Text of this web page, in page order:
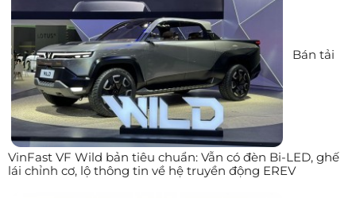
Bán tải
VinFast VF Wild bản tiêu chuẩn: Vẫn có đèn Bi-LED, ghế
lái chỉnh cơ, lộ thông tin về hệ truyền động EREV